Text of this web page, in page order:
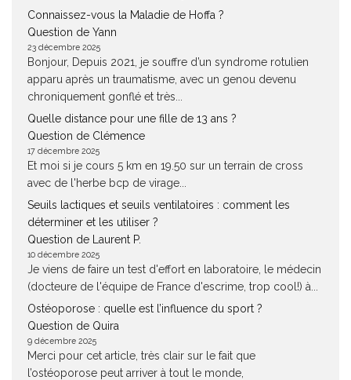
Connaissez-vous la Maladie de Hoffa ?
Question de Yann
23 décembre 2025
Bonjour, Depuis 2021, je souffre d’un syndrome rotulien
apparu après un traumatisme, avec un genou devenu
chroniquement gonflé et très...
Quelle distance pour une fille de 13 ans ?
Question de Clémence
17 décembre 2025
Et moi si je cours 5 km en 19.50 sur un terrain de cross
avec de l'herbe bcp de virage...
Seuils lactiques et seuils ventilatoires : comment les
déterminer et les utiliser ?
Question de Laurent P.
10 décembre 2025
Je viens de faire un test d'effort en laboratoire, le médecin
(docteure de l'équipe de France d'escrime, trop cool!) à...
Ostéoporose : quelle est l’influence du sport ?
Question de Quira
9 décembre 2025
Merci pour cet article, très clair sur le fait que
l’ostéoporose peut arriver à tout le monde,